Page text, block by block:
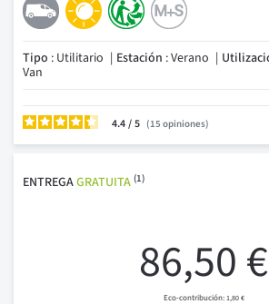
Tipo : Utilitario Estación : Verano
Van
4.4/ 15 opiniones
ENTREGAGRATUITA (1)
86,50 €
1,80 €